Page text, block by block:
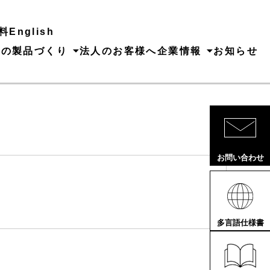
English
製品づくり 法人のお客様へ企業情報 お知らせ
お問い合わせ
多言語仕様書